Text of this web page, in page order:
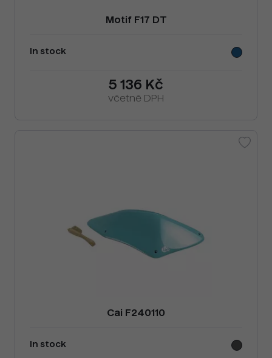
Motif F17 DT
In stock
5 136 Kč
včetně DPH
Cai F240110
In stock